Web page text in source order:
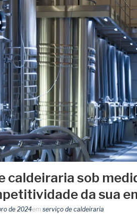
caldeiraria sob
da sua
de 2024em serviço de caldeiraria